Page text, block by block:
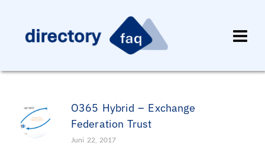
O365 Hybrid – Exchange
Federation Trust
Juni 22, 2017